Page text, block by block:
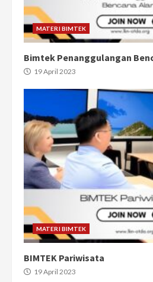
MATERI BIMTEK
Bimtek Penanggulangan
19 April 2023
MATERI BIMTEK
BIMTEK Pariwisata
19 April 2023